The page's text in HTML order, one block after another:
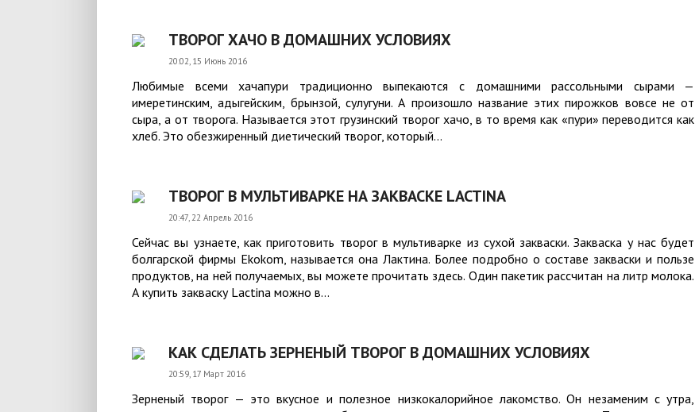
ТВОРОГ ХАЧО В ДОМАШНИХ УСЛОВИЯХ
20:02, 15 Июнь 2016
Любимые всеми хачапури традиционно выпекаются с домашними рассольными сырами —
имеретинским, адыгейским, брынзой, сулугуни. А произошло название этих пирожков вовсе не от
сыра, а от творога. Называется этот грузинский творог хачо, в то время как «пури» переводится как
хлеб. Это обезжиренный диетический творог, который...
ТВОРОГ В МУЛЬТИВАРКЕ НА ЗАКВАСКЕ LACTINA
20:47, 22 Апрель 2016
Сейчас вы узнаете, как приготовить творог в мультиварке из сухой закваски. Закваска у нас будет
болгарской фирмы Ekokom, называется она Лактина. Более подробно о составе закваски и пользе
продуктов, на ней получаемых, вы можете прочитать здесь. Один пакетик рассчитан на литр молока.
А купить закваску Lactina можно в...
КАК СДЕЛАТЬ ЗЕРНЕНЫЙ ТВОРОГ В ДОМАШНИХ УСЛОВИЯХ
20:59, 17 Март 2016
Зерненый творог — это вкусное и полезное низкокалорийное лакомство. Он незаменим с утра,